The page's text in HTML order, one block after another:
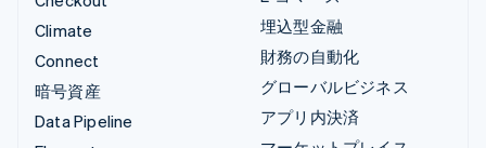
Climate
Connect
暗号資産
Data Pipeline
埋込型金融
財務の自動化
グローバルビジネス
アプリ内決済